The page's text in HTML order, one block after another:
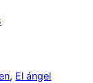
, El ángel